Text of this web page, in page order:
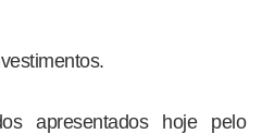
apresentados hoje pelo